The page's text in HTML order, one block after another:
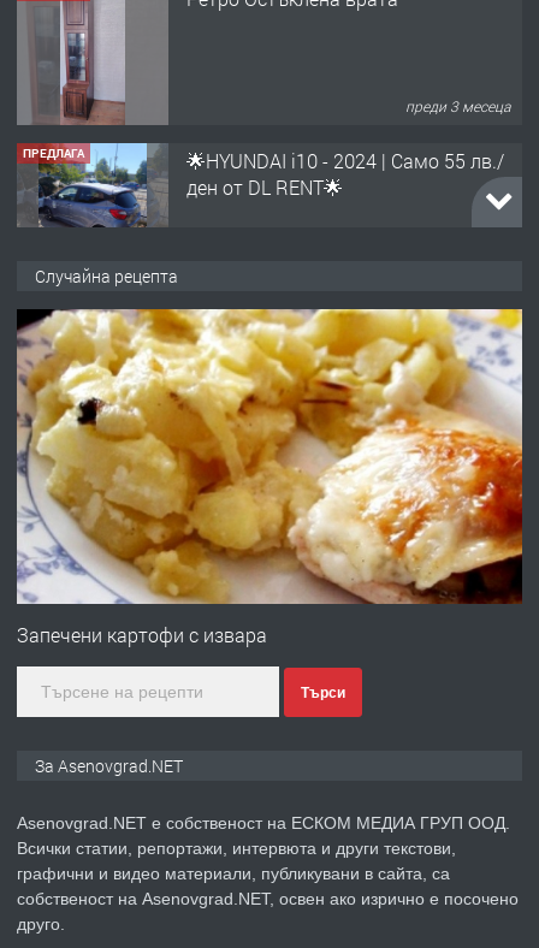
ПРЕДЛАГА
🌟HYUNDAI i10 - 2024 | Само 55 лв./
преди 10 месеца
преди 1 година
ПРЕДЛАГА
Професионална зеленчукорезачка
за заведения и дома
преди 1 година
ПРЕДЛАГА Дава под наем Асеновград
преди 2 години
ПРЕДЛАГА ремонт на покриви
Случайна рецепта
Запечени картофи с извара
Търси
За Asenovgrad.NET
Asenovgrad.NET е собственост на ЕСКОМ МЕДИА ГРУП ООД.
Всички статии, репортажи, интервюта и други текстови,
графични и видео материали, публикувани в сайта, са
собственост на Asenovgrad.NET, освен ако изрично е посочено
друго.